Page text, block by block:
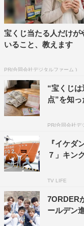
宝くじ当たる人だけが
いること、教えます
PR(合同会社デジタルファーム )
“宝くじ
点”を知
PR(合同会社デ
『イケダ
７」キン
TV LIFE
7ORDER
ールデン